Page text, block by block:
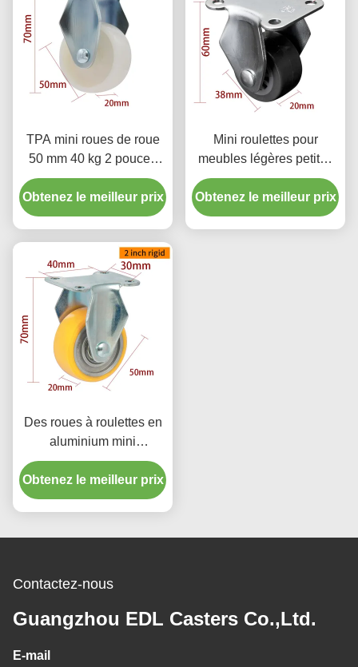
TPA mini roues de roue
50 mm 40 kg 2 pouces
roues rigides 262P-23
Obtenez le meilleur prix
Mini roulettes pour
meubles légères petites
roulettes pivotantes de
1,5 pouce 38 mm
Obtenez le meilleur prix
Des roues à roulettes en
aluminium mini
pivotantes 2 pouces
roues à roulettes 262P-
86A
Obtenez le meilleur prix
Contactez-nous
Guangzhou EDL Casters Co.,Ltd.
E-mail